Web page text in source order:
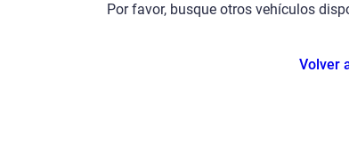
Por favor, busque otros vehículos
Volver